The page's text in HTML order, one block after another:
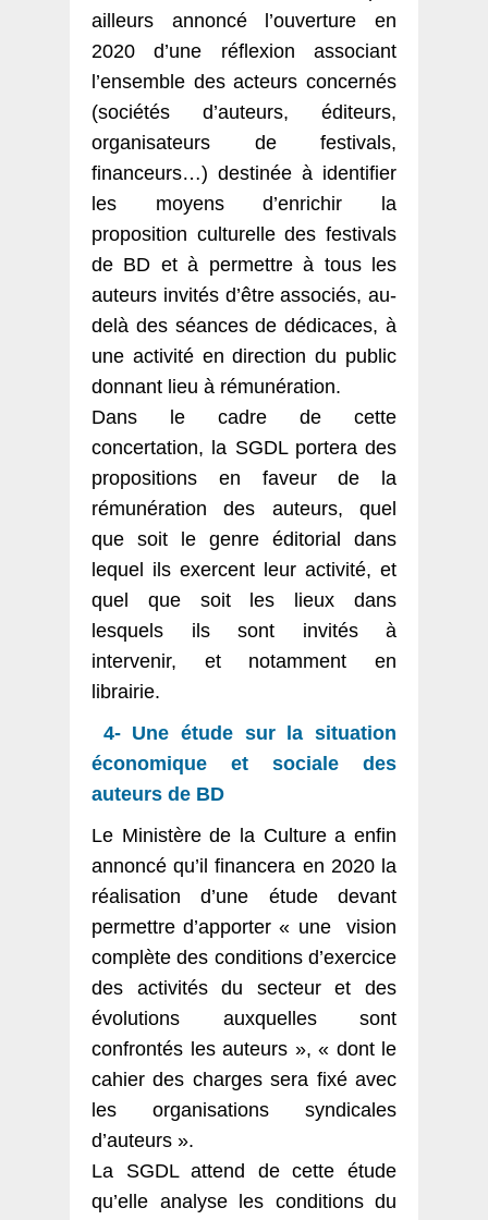
ailleurs annoncé l’ouverture en
2020 d’une réflexion associant
l’ensemble des acteurs concernés
(sociétés d’auteurs, éditeurs,
organisateurs de festivals,
financeurs…) destinée à identifier
les moyens d’enrichir la
proposition culturelle des festivals
de BD et à permettre à tous les
auteurs invités d’être associés, au-
delà des séances de dédicaces, à
une activité en direction du public
donnant lieu à rémunération.
Dans le cadre de cette
concertation, la SGDL portera des
propositions en faveur de la
rémunération des auteurs, quel
que soit le genre éditorial dans
lequel ils exercent leur activité, et
quel que soit les lieux dans
lesquels ils sont invités à
intervenir, et notamment en
librairie.
4- Une étude sur la situation
économique et sociale des
auteurs de BD
Le Ministère de la Culture a enfin
annoncé qu’il financera en 2020 la
réalisation d’une étude devant
permettre d’apporter « une vision
complète des conditions d’exercice
des activités du secteur et des
évolutions auxquelles sont
confrontés les auteurs », « dont le
cahier des charges sera fixé avec
les organisations syndicales
d’auteurs ».
La SGDL attend de cette étude
qu’elle analyse les conditions du